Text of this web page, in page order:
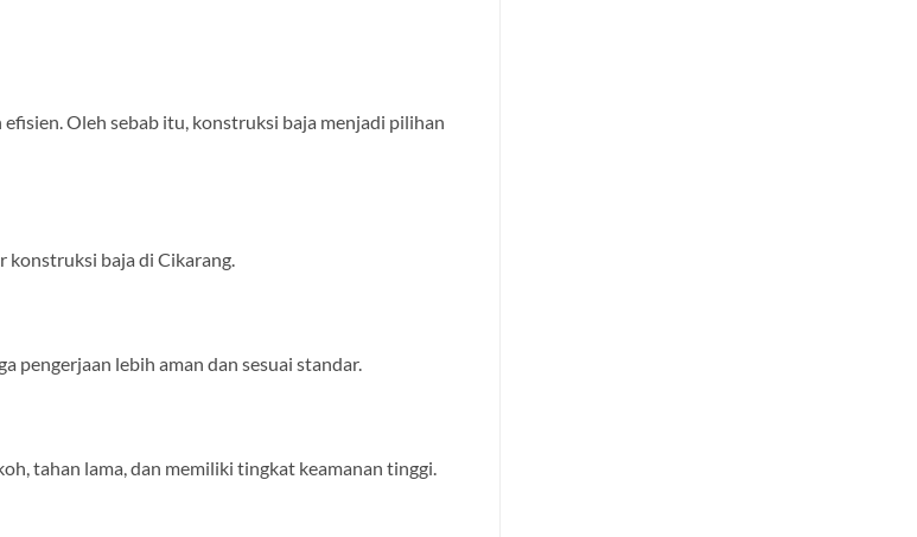
Oleh sebab itu, konstruksi baja menjadi pilihan
konstruksi baja di Cikarang.
pengerjaan lebih aman dan sesuai standar.
tahan lama, dan memiliki tingkat keamanan tinggi.